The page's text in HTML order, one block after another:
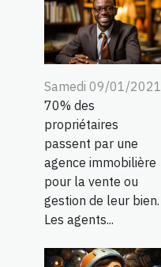
Samedi 09/01/2021
70% des
propriétaires
passent par une
agence immobilière
pour la vente ou
gestion de leur bien.
Les agents...